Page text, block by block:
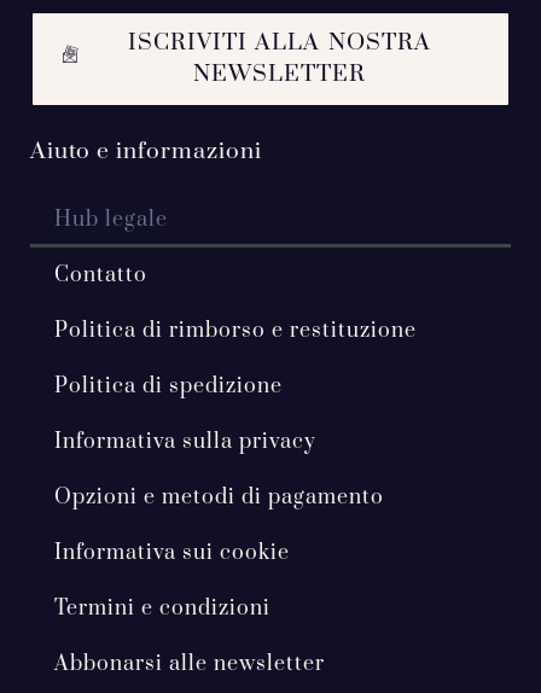
ISCRIVITI ALLA NOSTRA
NEWSLETTER
Aiuto e informazioni
Hub legale
Contatto
Politica di rimborso e restituzione
Politica di spedizione
Informativa sulla privacy
Opzioni e metodi di pagamento
Informativa sui cookie
Termini e condizioni
Abbonarsi alle newsletter